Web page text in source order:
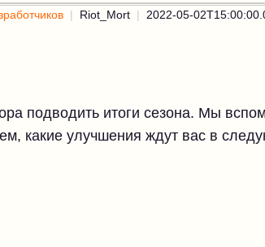
Riot_Mort 2022-05-
подводить итоги сезона. Мы
какие улучшения ждут вас в